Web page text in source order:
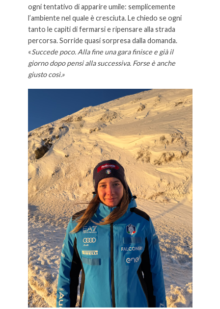
ogni tentativo di apparire umile: semplicemente
l’ambiente nel quale è cresciuta. Le chiedo se ogni
tanto le capiti di fermarsi e ripensare alla strada
percorsa. Sorride quasi sorpresa dalla domanda.
«Succede poco. Alla fine una gara finisce e già il
giorno dopo pensi alla successiva. Forse è anche
giusto così.»